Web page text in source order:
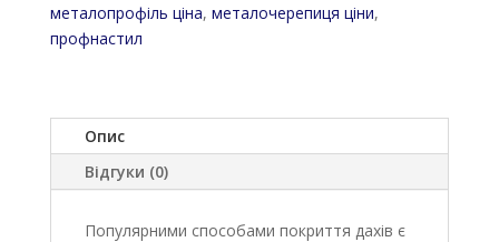
металопрофіль ціна, металочерепиця ціни,
профнастил
Опис
Відгуки (0)
Популярними способами покриття дахів є